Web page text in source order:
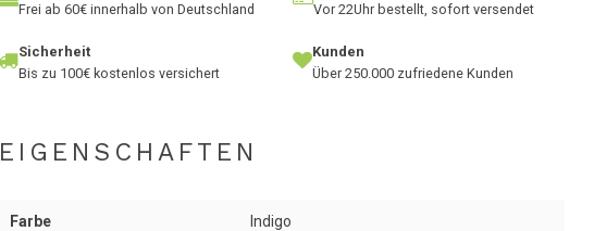
Frei ab 60€ innerhalb von Deutschland
Vor 22Uhr bestellt, sofort versendet
Sicherheit
Bis zu 100€ kostenlos versichert
Kunden
Über 250.000 zufriedene Kunden
EIGENSCHAFTEN
Farbe Indigo